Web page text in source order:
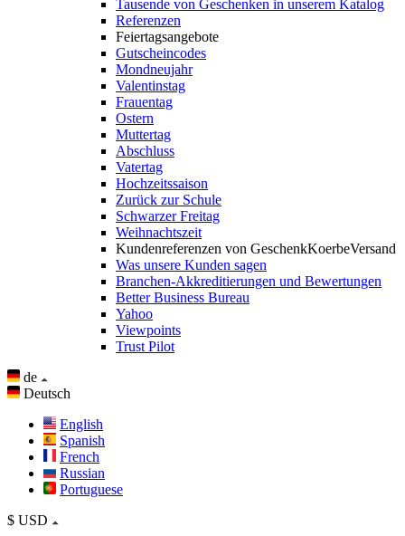
Tausende von Geschenken in unserem Katalog
Referenzen
Feiertagsangebote
Gutscheincodes
Mondneujahr
Valentinstag
Frauentag
Ostern
Muttertag
Abschluss
Vatertag
Hochzeitssaison
Zurück zur Schule
Schwarzer Freitag
Weihnachtszeit
Kundenreferenzen von GeschenkKoerbeVersand
Was unsere Kunden sagen
Branchen-Akkreditierungen und Bewertungen
Better Business Bureau
Yahoo
Viewpoints
Trust Pilot
de
Deutsch
English
Spanish
French
Russian
Portuguese
$ USD